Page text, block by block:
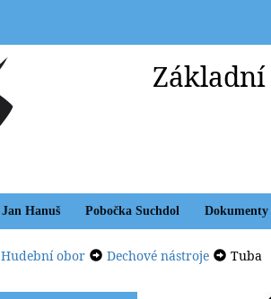
Základní
Jan Hanuš Pobočka Suchdol Dokumenty
Hudební obor Dechové nástroje Tuba